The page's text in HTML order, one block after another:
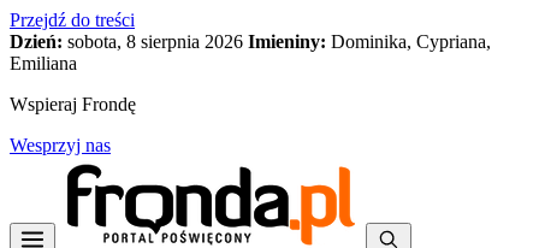
Przejdź do treści
Dzień: sobota, 8 sierpnia 2026 Imieniny: Dominika, Cypriana,
Emiliana
Wspieraj Frondę
Wesprzyj nas